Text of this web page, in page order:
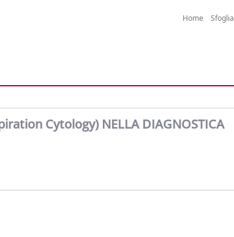
Home Sfoglia
Cytology) NELLA DIAGNOSTICA